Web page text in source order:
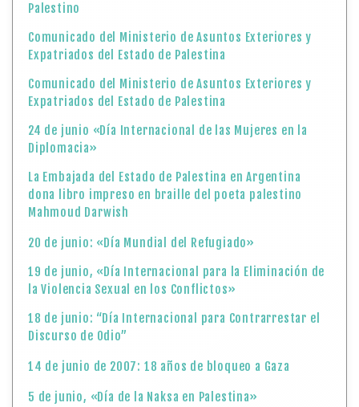
Palestino
Comunicado del Ministerio de Asuntos Exteriores y
Expatriados del Estado de Palestina
Comunicado del Ministerio de Asuntos Exteriores y
Expatriados del Estado de Palestina
24 de junio «Día Internacional de las Mujeres en la
Diplomacia»
La Embajada del Estado de Palestina en Argentina
dona libro impreso en braille del poeta palestino
Mahmoud Darwish
20 de junio: «Día Mundial del Refugiado»
19 de junio, «Día Internacional para la Eliminación de
la Violencia Sexual en los Conflictos»
18 de junio: “Día Internacional para Contrarrestar el
Discurso de Odio”
14 de junio de 2007: 18 años de bloqueo a Gaza
5 de junio, «Día de la Naksa en Palestina»